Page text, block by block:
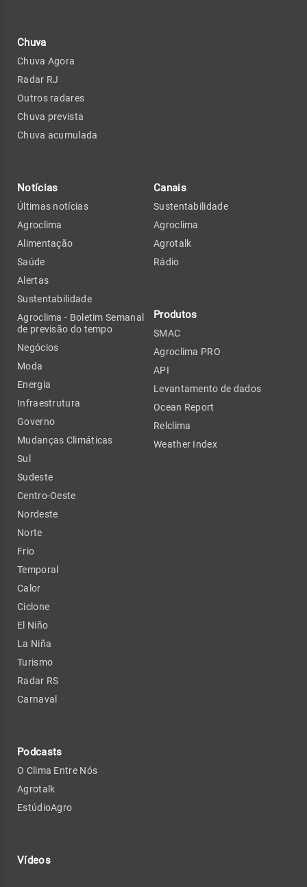
Chuva
Chuva Agora
Radar RJ
Outros radares
Chuva prevista
Chuva acumulada
Notícias
Últimas notícias
Agroclima
Alimentação
Saúde
Alertas
Sustentabilidade
Agroclima - Boletim Semanal
de previsão do tempo
Negócios
Moda
Energia
Infraestrutura
Governo
Mudanças Climáticas
Sul
Sudeste
Centro-Oeste
Nordeste
Norte
Frio
Temporal
Calor
Ciclone
El Niño
La Niña
Turismo
Radar RS
Carnaval
Podcasts
O Clima Entre Nós
Agrotalk
EstúdioAgro
Vídeos
Canais
Sustentabilidade
Agroclima
Agrotalk
Rádio
Produtos
SMAC
Agroclima PRO
API
Levantamento de dados
Ocean Report
Relclima
Weather Index